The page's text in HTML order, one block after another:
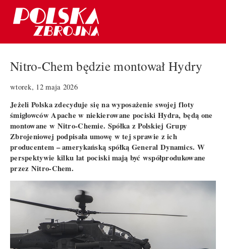
Nitro-Chem będzie montował Hydry
wtorek, 12 maja 2026
Jeżeli Polska zdecyduje się na wyposażenie swojej floty
śmigłowców Apache w niekierowane pociski Hydra, będą one
montowane w Nitro-Chemie. Spółka z Polskiej Grupy
Zbrojeniowej podpisała umowę w tej sprawie z ich
producentem – amerykańską spółką General Dynamics. W
perspektywie kilku lat pociski mają być współprodukowane
przez Nitro-Chem.